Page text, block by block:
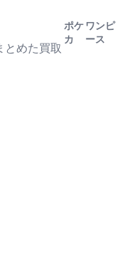
とめた買取
ポケ
カ
ワンピ
ース